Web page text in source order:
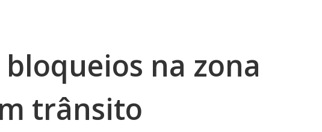
bloqueios na zona
trânsito